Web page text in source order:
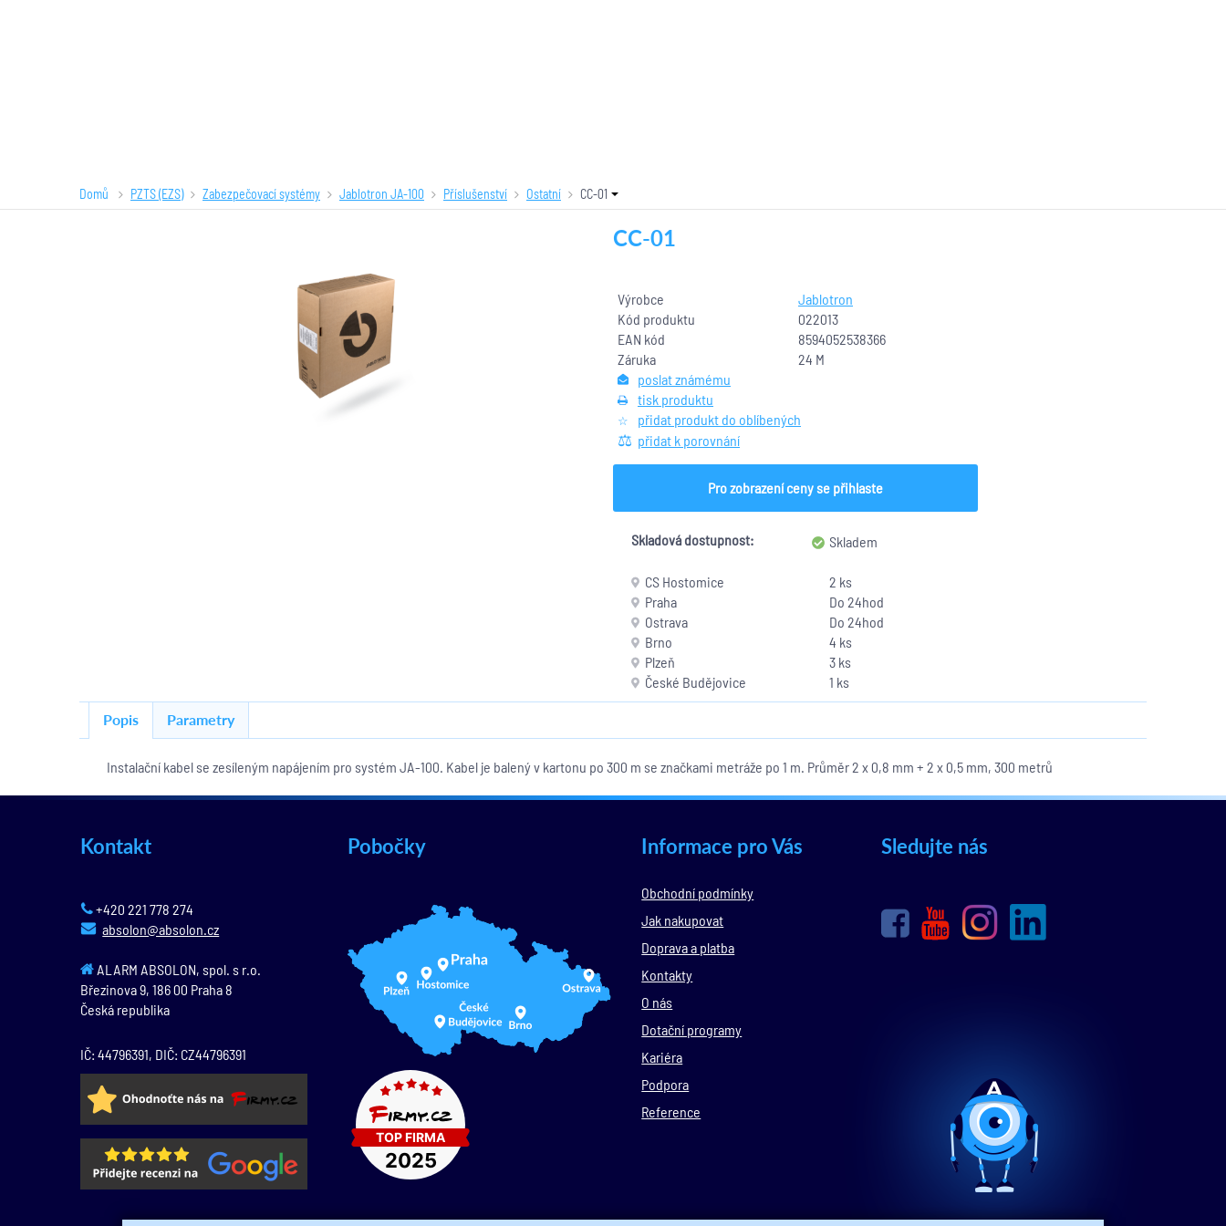
Domů PZTS (EZS) Zabezpečovací systémy Jablotron JA-100 Příslušenství Ostatní CC-01
CC-01
Výrobce
Jablotron
Kód produktu
022013
EAN kód
8594052538366
Záruka
24 M
poslat známému
tisk produktu
přidat produkt do oblíbených
přidat k porovnání
Pro zobrazení ceny se přihlaste
Skladová dostupnost: Skladem
CS Hostomice
2 ks
Praha
Do 24hod
Ostrava
Do 24hod
Brno
4 ks
Plzeň
3 ks
České Budějovice
1 ks
Popis Parametry
Instalační kabel se zesíleným napájením pro systém JA-100. Kabel je balený v kartonu po 300 m se značkami metráže po 1 m. Průměr 2 x 0,8 mm + 2 x 0,5 mm, 300 metrů
Kontakt
+420 221 778 274
absolon@absolon.cz
ALARM ABSOLON, spol. s r.o.
Březinova 9,186 00 Praha 8
Česká republika
IČ: 44796391, DIČ: CZ44796391
Pobočky Informace pro Vás
Obchodní podmínky
Jak nakupovat
Doprava a platba
Kontakty
O nás
Dotační programy
Kariéra
Podpora
Reference
Sledujte nás